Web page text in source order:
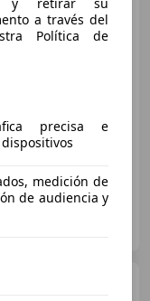
y retirar su
a través del
Política de
precisa e
medición de
de audiencia y